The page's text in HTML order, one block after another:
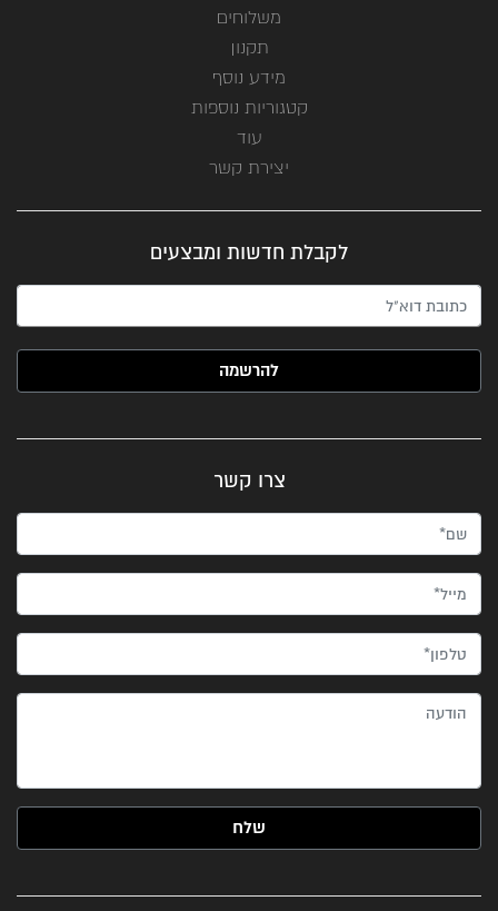
משלוחים
תקנון
מידע נוסף
קטגוריות נוספות
עוד
יצירת קשר
לקבלת חדשות ומבצעים
האימייל שלך (חובה)
צרו קשר